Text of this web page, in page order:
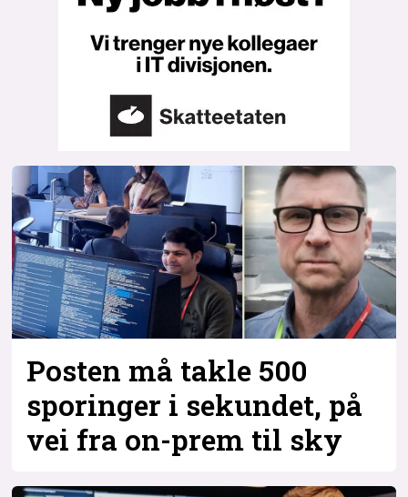
Posten må takle 500
sporinger i sekundet, på
vei fra on-prem til sky